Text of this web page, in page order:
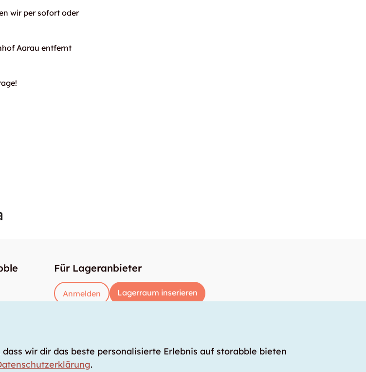
wir per sofort oder
Aarau entfernt
Für Lageranbieter
Anmelden Lagerraum inserieren
wir dir das beste personalisierte Erlebnis auf storabble bieten
.